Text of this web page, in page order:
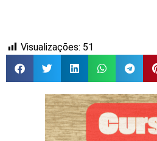
Visualizações: 51